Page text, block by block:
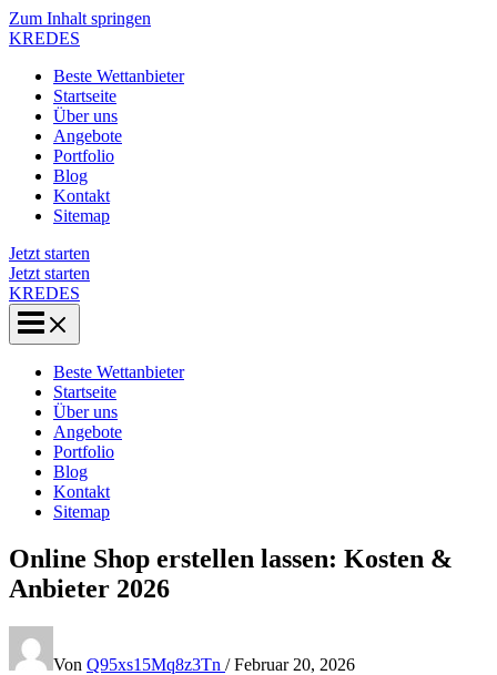
Zum Inhalt springen
KREDES
Beste Wettanbieter
Startseite
Über uns
Angebote
Portfolio
Blog
Kontakt
Sitemap
Jetzt starten
Jetzt starten
KREDES
Beste Wettanbieter
Startseite
Über uns
Angebote
Portfolio
Blog
Kontakt
Sitemap
Online Shop erstellen lassen: Kosten &
Anbieter 2026
Von Q95xs15Mq8z3Tn /Februar 20, 2026